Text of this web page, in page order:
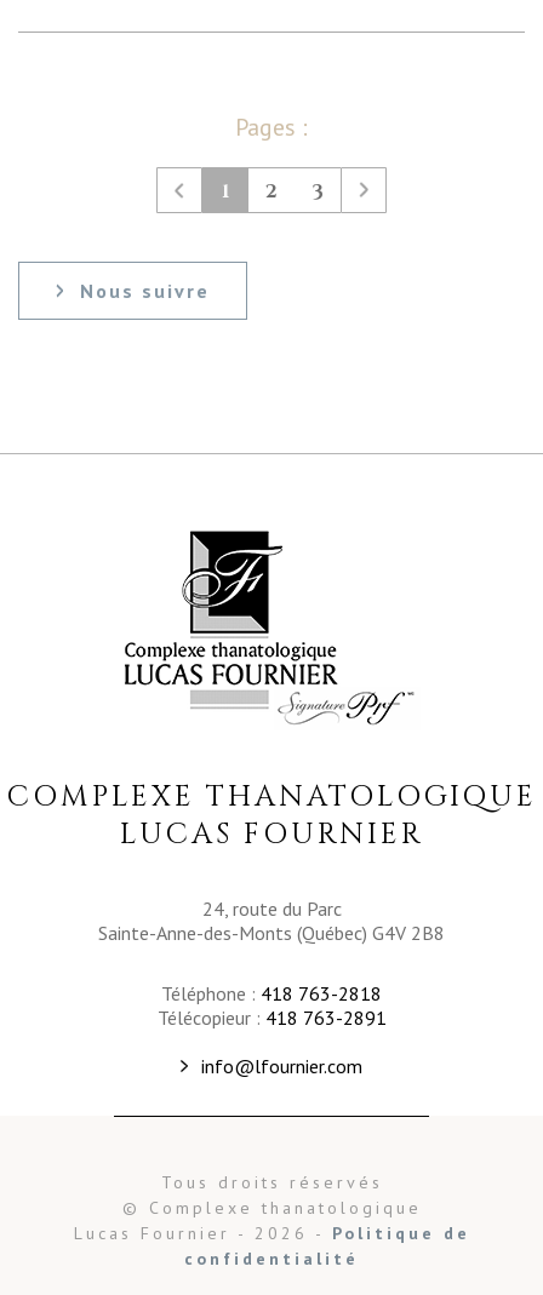
Pages :
1 2 3
Nous suivre
COMPLEXE THANATOLOGIQUE
LUCAS FOURNIER
24, route du Parc
Sainte-Anne-des-Monts (Québec) G4V 2B8
Téléphone : 418 763-2818
Télécopieur : 418 763-2891
info@lfournier.com
Tous droits réservés
© Complexe thanatologique
Lucas Fournier - 2026 - Politique de
confidentialité